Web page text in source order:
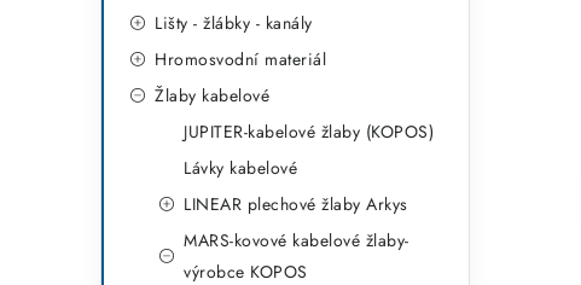
Lišty - žlábky - kanály
Hromosvodní materiál
Žlaby kabelové
JUPITER-kabelové žlaby (KOPOS)
Lávky kabelové
LINEAR plechové žlaby Arkys
MARS-kovové kabelové žlaby-
výrobce KOPOS